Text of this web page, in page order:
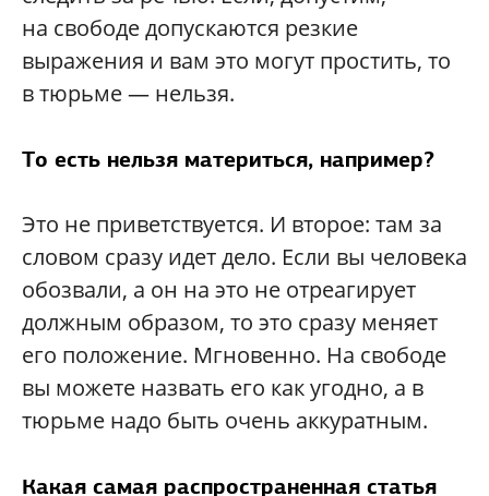
на свободе допускаются резкие
выражения и вам это могут простить, то
в тюрьме — нельзя.
То есть нельзя материться, например?
Это не приветствуется. И второе: там за
словом сразу идет дело. Если вы человека
обозвали, а он на это не отреагирует
должным образом, то это сразу меняет
его положение. Мгновенно. На свободе
вы можете назвать его как угодно, а в
тюрьме надо быть очень аккуратным.
Какая самая распространенная статья